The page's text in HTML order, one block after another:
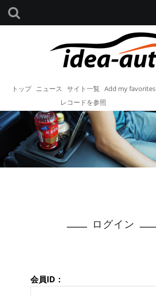
トップ ニュース サイト一覧 Add my favorites
レコードを参照
ログイン
会員ID：